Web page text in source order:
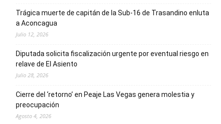
Trágica muerte de capitán de la Sub-16 de Trasandino enluta
a Aconcagua
Julio 12, 2026
Diputada solicita fiscalización urgente por eventual riesgo en
relave de El Asiento
Julio 28, 2026
Cierre del ‘retorno’ en Peaje Las Vegas genera molestia y
preocupación
Agosto 4, 2026